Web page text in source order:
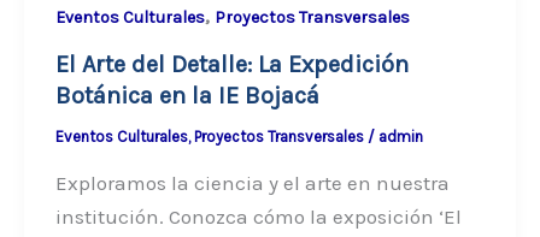
Eventos Culturales, Proyectos Transversales
El Arte del Detalle: La Expedición
Botánica en la IE Bojacá
Eventos Culturales, Proyectos Transversales/ admin
Exploramos la ciencia y el arte en nuestra
institución. Conozca cómo la exposición ‘El